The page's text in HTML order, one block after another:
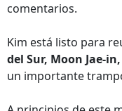
comentarios.
Kim está listo para
del Sur, Moon Jae-in,
un importante